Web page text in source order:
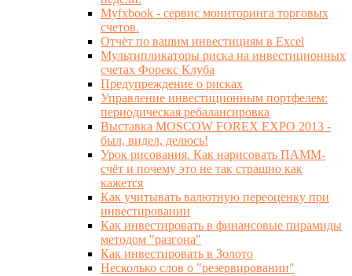
Myfxbook - сервис мониторинга торговых
счетов.
Отчёт по вашим инвестициям в Excel
Мультипликаторы риска на инвестиционных
счетах Форекс Клуба
Предупреждение о рисках
Управление инвестиционным портфелем:
периодическая ребалансировка
Выставка MOSCOW FOREX EXPO 2013 -
был, видел, делюсь!
Урок рисования. Как нарисовать ПАММ-
счёт и почему это не так страшно как
кажется
Как учитывать валютную переоценку при
инвестировании
Как инвестировать в финансовые пирамиды
методом "разгона"
Как инвестировать в Золото
Несколько слов о "резервировании"